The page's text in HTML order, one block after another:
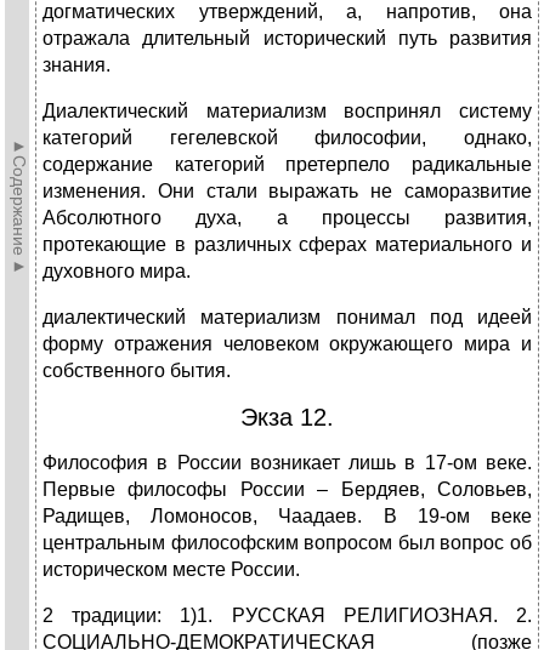
►Содержание►
догматических утверждений, а, напротив, она
отражала длительный исторический путь развития
знания.
Диалектический материализм воспринял систему
категорий гегелевской философии, однако,
содержание категорий претерпело радикальные
изменения. Они стали выражать не саморазвитие
Абсолютного духа, а процессы развития,
протекающие в различных сферах материального и
духовного мира.
диалектический материализм понимал под идеей
форму отражения человеком окружающего мира и
собственного бытия.
Экза 12.
Философия в России возникает лишь в 17-ом веке.
Первые философы России – Бердяев, Соловьев,
Радищев, Ломоносов, Чаадаев. В 19-ом веке
центральным философским вопросом был вопрос об
историческом месте России.
2 традиции: 1)1. РУССКАЯ РЕЛИГИОЗНАЯ. 2.
СОЦИАЛЬНО-ДЕМОКРАТИЧЕСКАЯ (позже